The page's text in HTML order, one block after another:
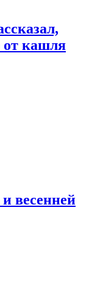
от кашля
весенней